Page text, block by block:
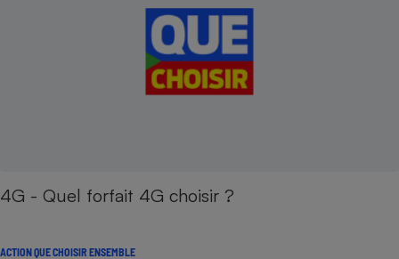
4G - Quel forfait 4G choisir ?
ACTION QUE CHOISIR ENSEMBLE